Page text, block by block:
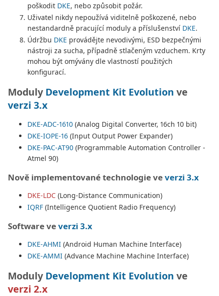
poškodit DKE, nebo způsobit požár.
Uživatel nikdy nepoužívá viditelně poškozené, nebo
nestandardně pracující moduly a příslušenství DKE.
Údržbu DKE provádějte nevodivými, ESD bezpečnými
nástroji za sucha, případně stlačeným vzduchem. Krty
mohou být omývány dle vlastností použitých
konfigurací.
Moduly Development Kit Evolution ve
verzi 3.x
DKE-ADC-1610 (Analog Digital Converter, 16ch 10 bit)
DKE-IOPE-16 (Input Output Power Expander)
DKE-PAC-AT90 (Programmable Automation Controller -
Atmel 90)
Nově implementované technologie veverzi 3.x
DKE-LDC (Long-Distance Communication)
IQRF (Intelligence Quotient Radio Frequency)
Software veverzi 3.x
DKE-AHMI (Android Human Machine Interface)
DKE-AMMI (Advance Machine Machine Interface)
Moduly Development Kit Evolution ve
verzi 2.x